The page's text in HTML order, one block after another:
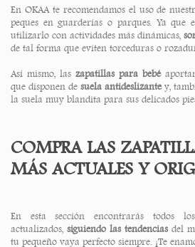
En OKAA te recomendamos el uso de
peques en guarderías o parques. Ya que
utilizarlo con actividades más dinámicas,
de tal forma que eviten torceduras o
Así mismo, las zapatillas para bebé
que disponen de suela antideslizantey,
la suela muy blandita para sus delicados
COMPRA LAS
MÁS ACTUALES Y
En esta sección encontrarás todos los
actualizados, siguiendo las tendenciasdel
tu pequeño vaya perfecto siempre. ¡Te